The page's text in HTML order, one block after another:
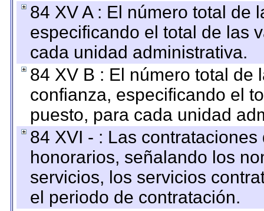
84 XV A : El número total de
especificando el total de las
cada unidad administrativa.
84 XV B : El número total de
confianza, especificando el
puesto, para cada unidad
84 XVI - : Las
honorarios, señalando los
servicios, los servicios
el periodo de contratación.